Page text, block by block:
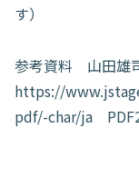
す）
参考資料 山田
https://
pdf/-char/ja